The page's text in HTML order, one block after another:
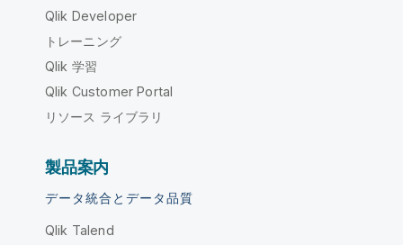
Qlik Developer
トレーニング
Qlik 学習
Qlik Customer Portal
リソース ライブラリ
製品案内
データ統合とデータ品質
Qlik Talend